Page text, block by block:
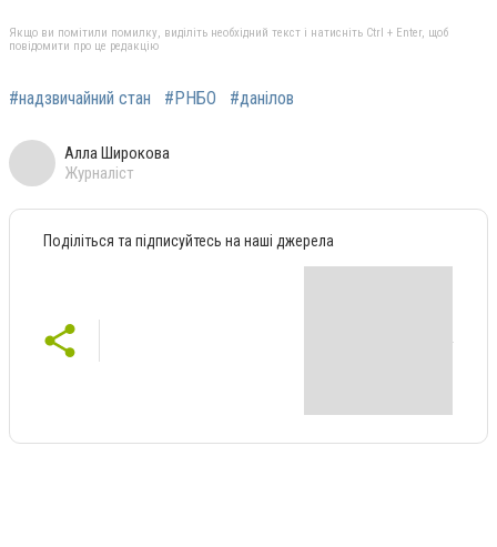
Якщо ви помітили помилку, виділіть необхідний текст і натисніть Ctrl + Enter, щоб
повідомити про це редакцію
#надзвичайний стан #РНБО #данілов
Алла Широкова
Журналіст
Поділіться та підписуйтесь на наші джерела